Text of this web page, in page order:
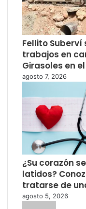
Fellito
trabajos en
Girasoles en el
agosto 7, 2026
¿Su corazón
latidos?
tratarse de
agosto 5, 2026